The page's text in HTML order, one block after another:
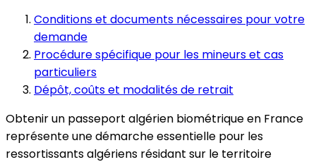
Conditions et documents nécessaires pour votre
demande
Procédure spécifique pour les mineurs et cas
particuliers
Dépôt, coûts et modalités de retrait
Obtenir un passeport algérien biométrique en France
représente une démarche essentielle pour les
ressortissants algériens résidant sur le territoire